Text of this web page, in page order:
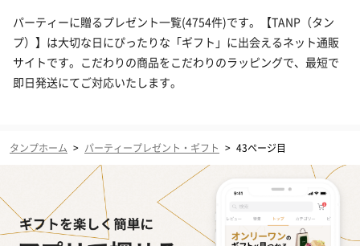
パーティーに贈るプレゼント一覧(4754件)です。【TANP（タン
プ）】は大切な日にぴったりな「ギフト」に出会えるネット通販
サイトです。こだわりの商品をこだわりのラッピングで、最短で
即日発送にてご対応いたします。
タンプホーム > パーティープレゼント・ギフト > 43ページ目